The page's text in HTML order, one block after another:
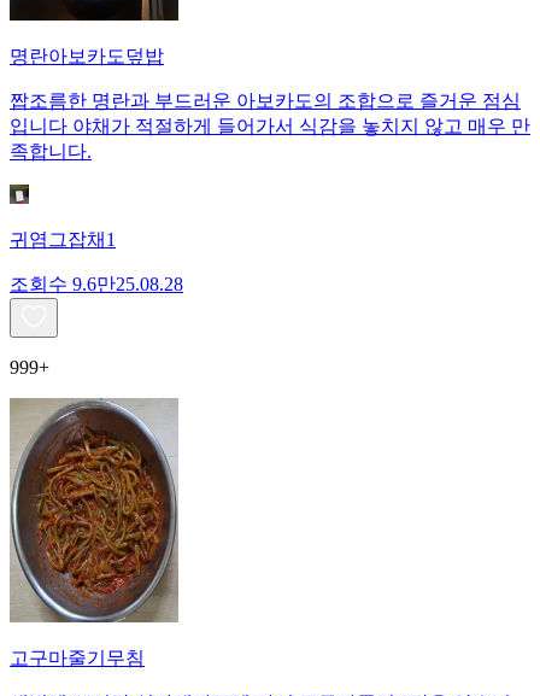
명란아보카도덮밥
짭조름한 명란과 부드러운 아보카도의 조합으로 즐거운 점심
입니다 야채가 적절하게 들어가서 식감을 놓치지 않고 매우 만
족합니다.
귀염그잡채1
조회수 9.6만25.08.28
999+
고구마줄기무침